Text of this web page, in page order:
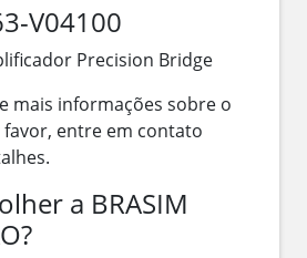
V04100
Precision Bridge
mais informações sobre o
favor, entre em contato
a BRASIM